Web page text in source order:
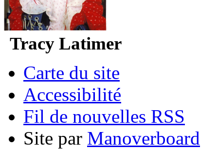
Tracy Latimer
Carte du site
Accessibilité
Fil de nouvelles RSS
Site par Manoverboard